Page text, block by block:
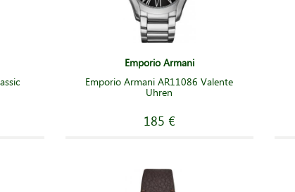
Emporio Armani
Emporio Armani AR11086 Valente
Uhren
185 €